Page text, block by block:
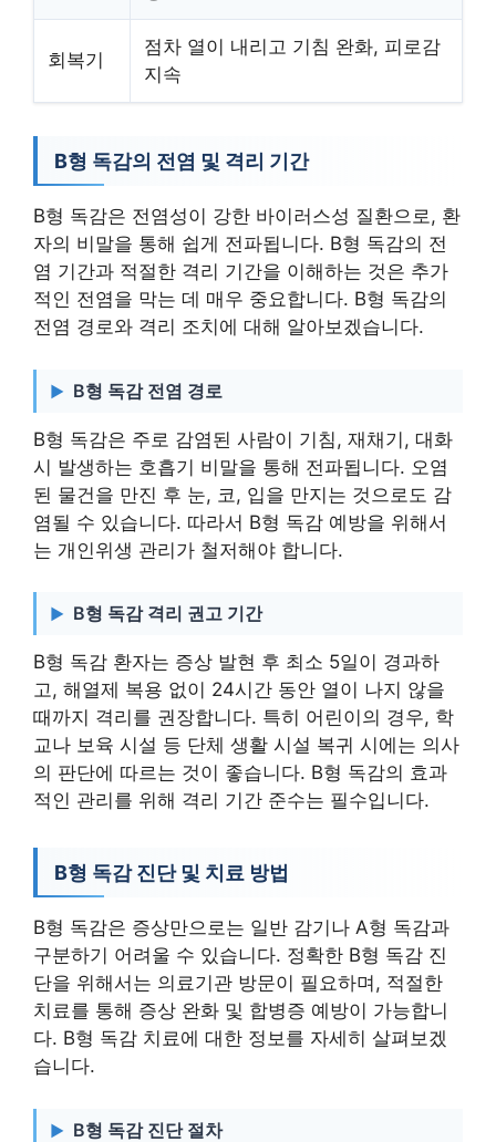
회복기
점차 열이 내리고 기침 완화, 피로감
지속
B형 독감의 전염 및 격리 기간
B형 독감은 전염성이 강한 바이러스성 질환으로, 환
자의 비말을 통해 쉽게 전파됩니다. B형 독감의 전
염 기간과 적절한 격리 기간을 이해하는 것은 추가
적인 전염을 막는 데 매우 중요합니다. B형 독감의
전염 경로와 격리 조치에 대해 알아보겠습니다.
B형 독감 전염 경로
B형 독감은 주로 감염된 사람이 기침, 재채기, 대화
시 발생하는 호흡기 비말을 통해 전파됩니다. 오염
된 물건을 만진 후 눈, 코, 입을 만지는 것으로도 감
염될 수 있습니다. 따라서 B형 독감 예방을 위해서
는 개인위생 관리가 철저해야 합니다.
B형 독감 격리 권고 기간
B형 독감 환자는 증상 발현 후 최소 5일이 경과하
고, 해열제 복용 없이 24시간 동안 열이 나지 않을
때까지 격리를 권장합니다. 특히 어린이의 경우, 학
교나 보육 시설 등 단체 생활 시설 복귀 시에는 의사
의 판단에 따르는 것이 좋습니다. B형 독감의 효과
적인 관리를 위해 격리 기간 준수는 필수입니다.
B형 독감 진단 및 치료 방법
B형 독감은 증상만으로는 일반 감기나 A형 독감과
구분하기 어려울 수 있습니다. 정확한 B형 독감 진
단을 위해서는 의료기관 방문이 필요하며, 적절한
치료를 통해 증상 완화 및 합병증 예방이 가능합니
다. B형 독감 치료에 대한 정보를 자세히 살펴보겠
습니다.
B형 독감 진단 절차